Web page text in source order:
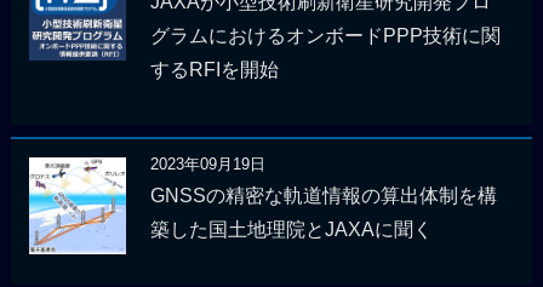
グラムにおけるオンボードPPP技術に関
するRFIを開始
2023年09月19日
GNSSの精密な軌道情報の算出体制を構
築した国土地理院とJAXAに聞く